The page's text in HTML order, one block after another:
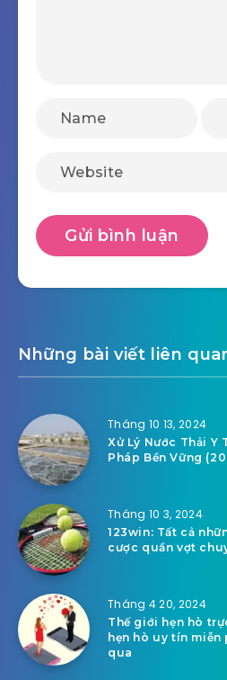
Những bài viết liên
Tháng 10 13, 2024
Xử Lý Nước Thải Y
Pháp Bền Vững
Tháng 10 3, 2024
123win: Tất cả
cược quần vợt
Tháng 4 20, 2024
Thế giới hẹn hò
hẹn hò uy tín
qua